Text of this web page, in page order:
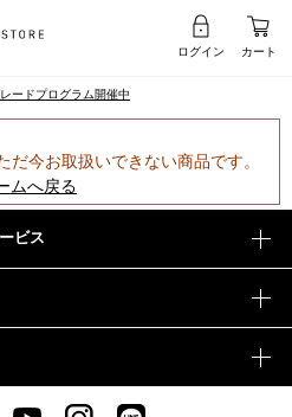
ログイン カート
ードプログラム開催中
だ今お取扱いできない商品です。
ムへ戻る
ビス